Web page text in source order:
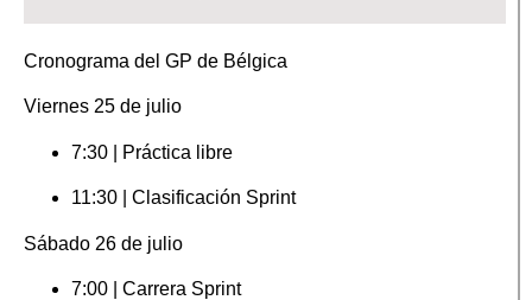
Cronograma del GP de Bélgica
Viernes 25 de julio
7:30 | Práctica libre
11:30 | Clasificación Sprint
Sábado 26 de julio
7:00 | Carrera Sprint